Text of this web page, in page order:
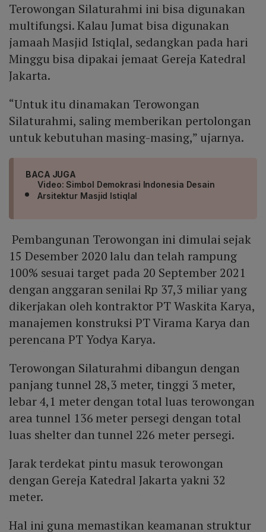
Terowongan Silaturahmi ini bisa digunakan
multifungsi. Kalau Jumat bisa digunakan
jamaah Masjid Istiqlal, sedangkan pada hari
Minggu bisa dipakai jemaat Gereja Katedral
Jakarta.
“Untuk itu dinamakan Terowongan
Silaturahmi, saling memberikan pertolongan
untuk kebutuhan masing-masing,” ujarnya.
BACA JUGA
Video: Simbol Demokrasi Indonesia Desain
Arsitektur Masjid Istiqlal
Pembangunan Terowongan ini dimulai sejak
15 Desember 2020 lalu dan telah rampung
100% sesuai target pada 20 September 2021
dengan anggaran senilai Rp 37,3 miliar yang
dikerjakan oleh kontraktor PT Waskita Karya,
manajemen konstruksi PT Virama Karya dan
perencana PT Yodya Karya.
Terowongan Silaturahmi dibangun dengan
panjang tunnel 28,3 meter, tinggi 3 meter,
lebar 4,1 meter dengan total luas terowongan
area tunnel 136 meter persegi dengan total
luas shelter dan tunnel 226 meter persegi.
Jarak terdekat pintu masuk terowongan
dengan Gereja Katedral Jakarta yakni 32
meter.
Hal ini guna memastikan keamanan struktur